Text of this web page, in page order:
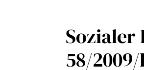
Sozialer
58/